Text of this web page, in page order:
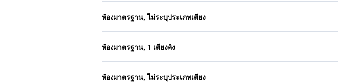
ห้องมาตรฐาน, ไม่ระบุประเภทเตียง
ห้องมาตรฐาน, 1 เตียงคิง
ห้องมาตรฐาน, ไม่ระบุประเภทเตียง